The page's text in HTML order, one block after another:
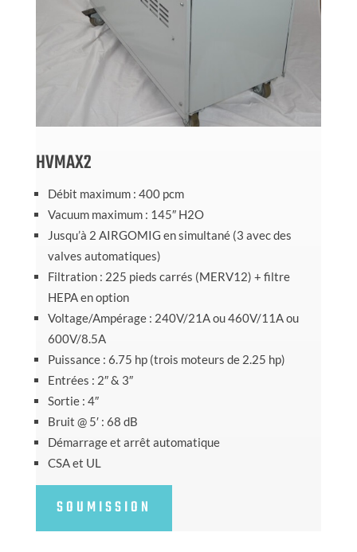
HVMAX2
Débit maximum : 400 pcm
Vacuum maximum : 145″ H2O
Jusqu’à 2 AIRGOMIG en simultané (3 avec des
valves automatiques)
Filtration : 225 pieds carrés (MERV12) + filtre
HEPA en option
Voltage/Ampérage : 240V/21A ou 460V/11A ou
600V/8.5A
Puissance : 6.75 hp (trois moteurs de 2.25 hp)
Entrées : 2″ & 3″
Sortie : 4″
Bruit @ 5′ : 68 dB
Démarrage et arrêt automatique
CSA et UL
SOUMISSION